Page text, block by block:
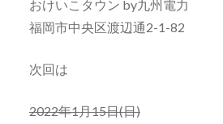
おけいこタウン by九州電力
福岡市中央区渡辺通2-1-82
次回は
2022年1月15日(日)